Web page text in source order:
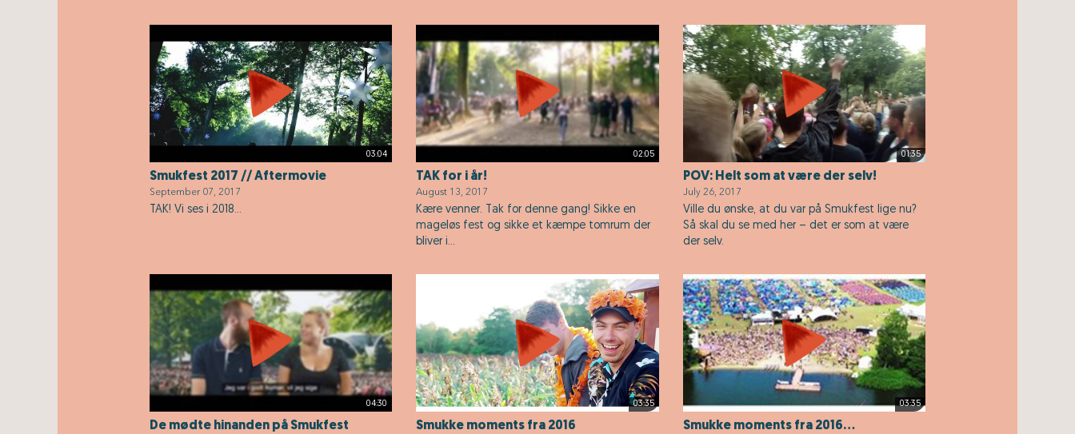
03:04
Smukfest 2017 // Aftermovie
September 07, 2017
TAK! Vi ses i 2018...
02:05
TAK for i år!
August 13, 2017
Kære venner. Tak for denne gang! Sikke en
mageløs fest og sikke et kæmpe tomrum der
bliver i...
01:35
POV: Helt som at være der selv!
July 26, 2017
Ville du ønske, at du var på Smukfest lige nu?
Så skal du se med her – det er som at være
der selv.
04:30
De mødte hinanden på Smukfest
03:35
Smukke moments fra 2016
03:35
Smukke moments fra 2016...